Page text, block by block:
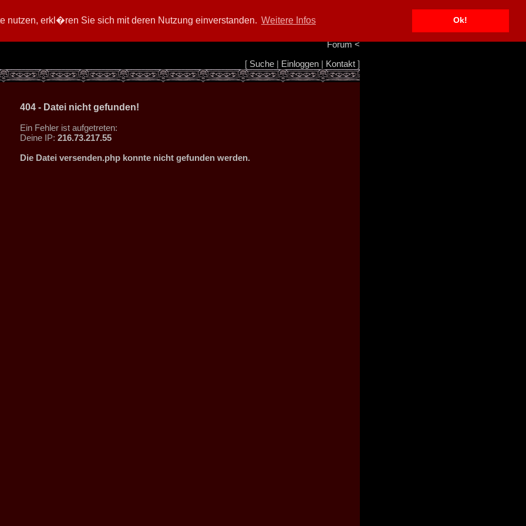
nutzen, erkl�ren Sie sich mit deren Nutzung einverstanden. Weitere Infos Ok!
Info/Impressum
Forum<
[ Suche| Einloggen| Kontakt]
404 - Datei nicht gefunden!
Ein Fehler ist aufgetreten:
Deine IP: 216.73.217.55
Die Datei versenden.php konnte nicht gefunden werden.